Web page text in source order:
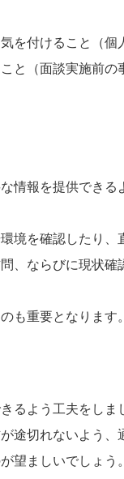
を付けること（個
と（面談実施前の
情報を提供できる
境を確認したり、
、ならびに現状確
も重要となります。
るよう工夫をしま
途切れないよう
望ましいでしょう。